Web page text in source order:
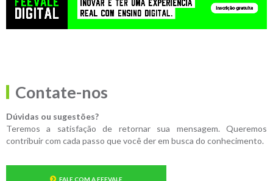
Contate-nos
Dúvidas ou sugestões?
Teremos a satisfação de retornar sua mensagem. Queremos
contribuir com cada passo que você der em busca do conhecimento.
FALE COM A FEEVALE